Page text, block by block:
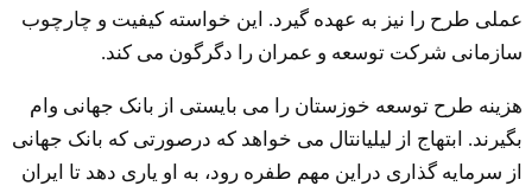
عملی طرح را نیز به عهده گیرد. این خواسته کیفیت و چارچوب
سازمانی شرکت توسعه و عمران را دگرگون می کند.
هزینه طرح توسعه خوزستان را می بایستی از بانک جهانی وام
بگیرند. ابتهاج از لیلیانتال می خواهد که درصورتی که بانک جهانی
از سرمایه گذاری دراین مهم طفره رود، به او یاری دهد تا ایران